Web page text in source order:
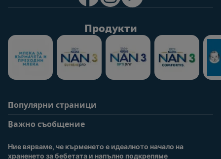
Продукти
Популярни страници
Често задавани
За нас
Присъединете се към
Важно съобщение
Ние вярваме, че кърменето е идеалното начало на
храненето за бебетата и напълно подкрепяме